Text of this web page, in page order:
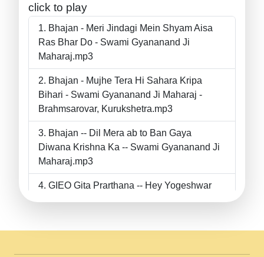
click to play
Bhajan - Meri Jindagi Mein Shyam Aisa
Ras Bhar Do - Swami Gyananand Ji
Maharaj.mp3
Bhajan - Mujhe Tera Hi Sahara Kripa
Bihari - Swami Gyananand Ji Maharaj -
Brahmsarovar, Kurukshetra.mp3
Bhajan -- Dil Mera ab to Ban Gaya
Diwana Krishna Ka -- Swami Gyananand Ji
Maharaj.mp3
GIEO Gita Prarthana -- Hey Yogeshwar
II Swami Gyananand Ji Maharaj.mp3